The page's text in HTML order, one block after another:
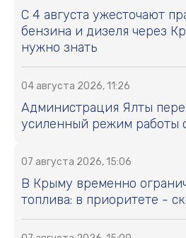
С 4 августа ужесточают
бензина и дизеля через
нужно знать
04 августа 2026, 11:26
Администрация Ялты
усиленный режим работы
07 августа 2026, 15:06
В Крыму временно
топлива: в приоритете -